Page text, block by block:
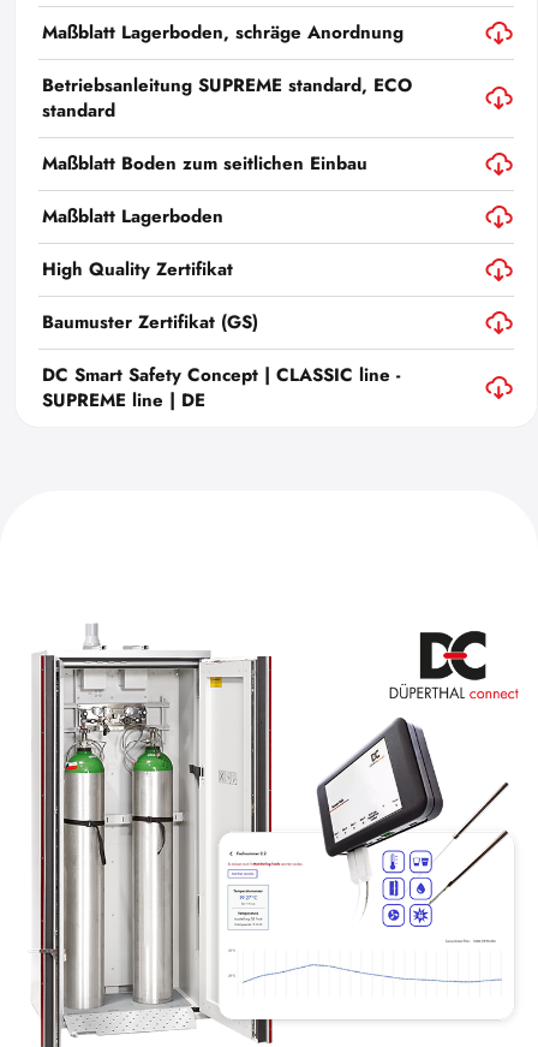
Maßblatt Lagerboden, schräge Anordnung
Betriebsanleitung SUPREME standard, ECO
standard
Maßblatt Boden zum seitlichen Einbau
Maßblatt Lagerboden
High Quality Zertifikat
Baumuster Zertifikat (GS)
DC Smart Safety Concept | CLASSIC line -
SUPREME line | DE